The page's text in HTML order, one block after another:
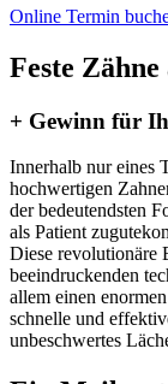
Online Termin
Feste
+ Gewinn für
Innerhalb nur eines
hochwertigen
der bedeutendsten
als Patient
Diese revolutionäre
beeindruckenden
allem einen
schnelle und
unbeschwertes